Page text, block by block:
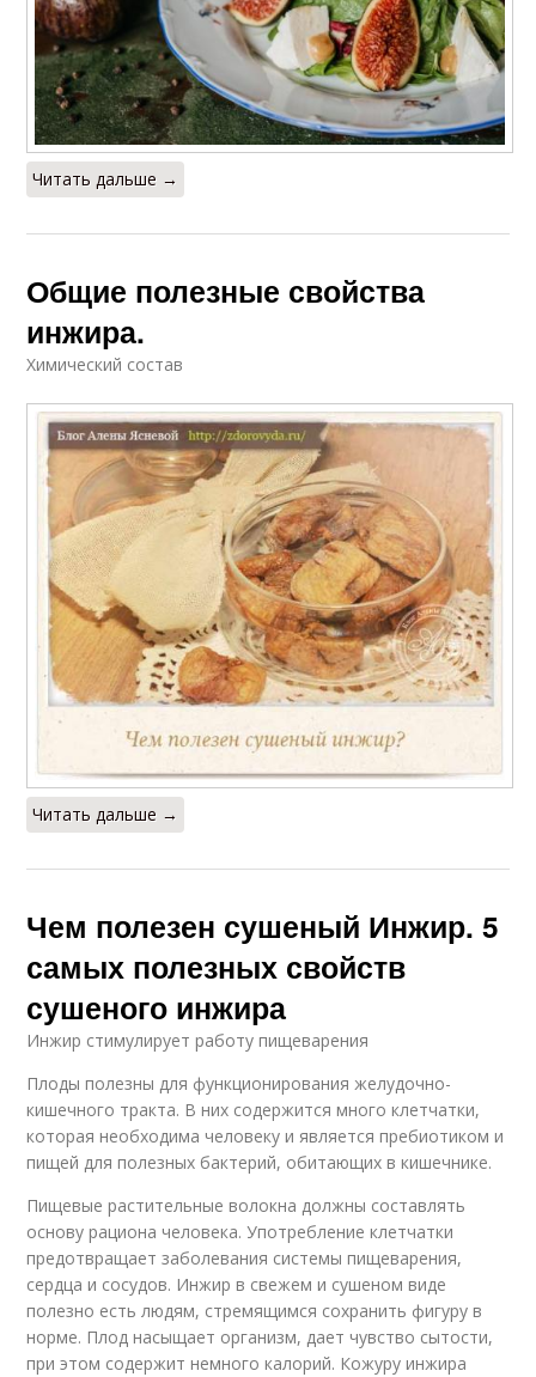
Читать дальше →
Общие полезные свойства
инжира.
Химический состав
Читать дальше →
Чем полезен сушеный Инжир. 5
самых полезных свойств
сушеного инжира
Инжир стимулирует работу пищеварения
Плоды полезны для функционирования желудочно-
кишечного тракта. В них содержится много клетчатки,
которая необходима человеку и является пребиотиком и
пищей для полезных бактерий, обитающих в кишечнике.
Пищевые растительные волокна должны составлять
основу рациона человека. Употребление клетчатки
предотвращает заболевания системы пищеварения,
сердца и сосудов. Инжир в свежем и сушеном виде
полезно есть людям, стремящимся сохранить фигуру в
норме. Плод насыщает организм, дает чувство сытости,
при этом содержит немного калорий. Кожуру инжира